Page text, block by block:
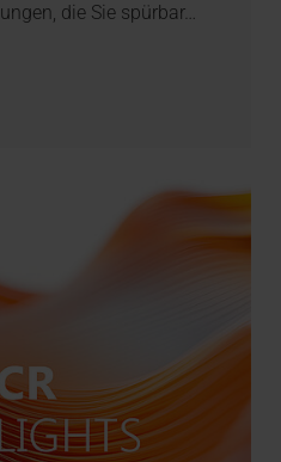
die Sie spürbar…